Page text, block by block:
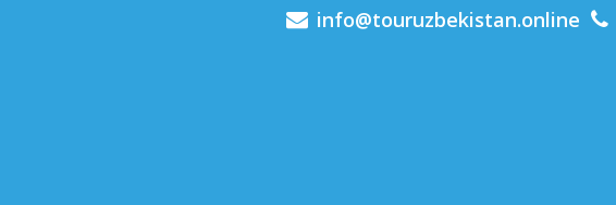
info@touruzbekistan.online